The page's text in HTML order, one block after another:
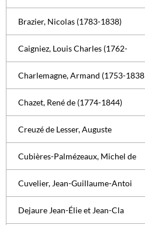
Brazier, Nicolas (1783-1838)
Caigniez, Louis Charles (1762-
Charlemagne, Armand (1753-1838
Chazet, René de (1774-1844)
Creuzé de Lesser, Auguste
Cubières-Palmézeaux, Michel de
Cuvelier, Jean-Guillaume-Antoi
Dejaure Jean-Élie et Jean-Cla